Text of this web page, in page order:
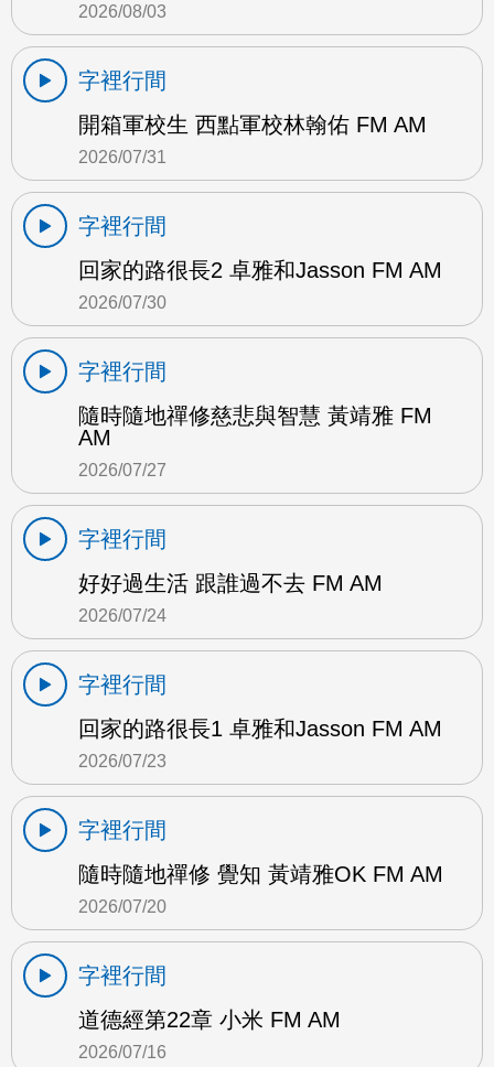
2026/08/03
字裡行間
開箱軍校生 西點軍校林翰佑 FM AM
2026/07/31
字裡行間
回家的路很長2 卓雅和Jasson FM AM
2026/07/30
字裡行間
隨時隨地禪修慈悲與智慧 黃靖雅 FM
AM
2026/07/27
字裡行間
好好過生活 跟誰過不去 FM AM
2026/07/24
字裡行間
回家的路很長1 卓雅和Jasson FM AM
2026/07/23
字裡行間
隨時隨地禪修 覺知 黃靖雅OK FM AM
2026/07/20
字裡行間
道德經第22章 小米 FM AM
2026/07/16